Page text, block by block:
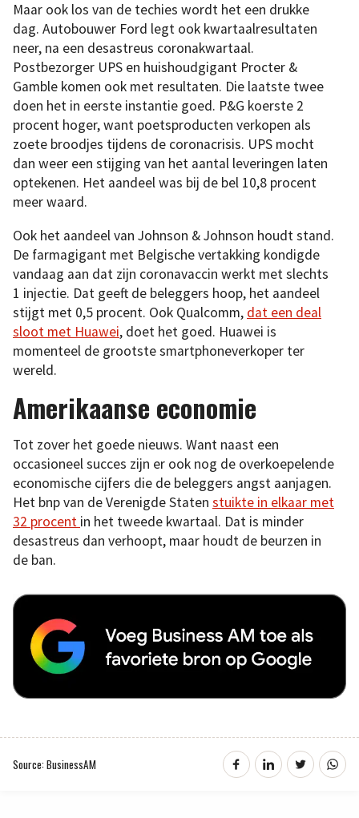
Maar ook los van de techies wordt het een drukke
dag. Autobouwer Ford legt ook kwartaalresultaten
neer, na een desastreus coronakwartaal.
Postbezorger UPS en huishoudgigant Procter &
Gamble komen ook met resultaten. Die laatste twee
doen het in eerste instantie goed. P&G koerste 2
procent hoger, want poetsproducten verkopen als
zoete broodjes tijdens de coronacrisis. UPS mocht
dan weer een stijging van het aantal leveringen laten
optekenen. Het aandeel was bij de bel 10,8 procent
meer waard.
Ook het aandeel van Johnson & Johnson houdt stand.
De farmagigant met Belgische vertakking kondigde
vandaag aan dat zijn coronavaccin werkt met slechts
1 injectie. Dat geeft de beleggers hoop, het aandeel
stijgt met 0,5 procent. Ook Qualcomm, dat een deal
sloot met Huawei, doet het goed. Huawei is
momenteel de grootste smartphoneverkoper ter
wereld.
Amerikaanse economie
Tot zover het goede nieuws. Want naast een
occasioneel succes zijn er ook nog de overkoepelende
economische cijfers die de beleggers angst aanjagen.
Het bnp van de Verenigde Staten stuikte in elkaar met
32 procent in het tweede kwartaal. Dat is minder
desastreus dan verhoopt, maar houdt de beurzen in
de ban.
Source: BusinessAM